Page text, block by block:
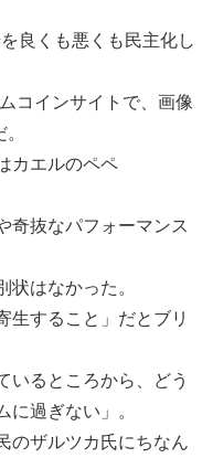
良くも悪くも民主化し
コインサイトで、画像
カエルのペペ
奇抜なパフォーマンス
はなかった。
すること」だとブリ
るところから、どう
過ぎない」。
のザルツカ氏にちなん